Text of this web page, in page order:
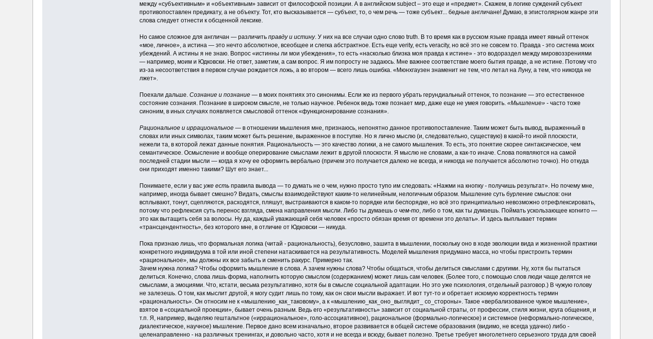
между «субъективным» и «объективным» зависит от философской позиции. А в английском subject – это еще и «предмет». Скажем, в логике суждений субъект
противопоставлен предикату, а не объекту. Тот, кто высказывается — субъект, то, о чем речь — тоже субъект... бедные англичане! Думаю, в эпистолярном жанре эти
слова следует отнести к обсценной лексике.
Но самое сложное для англичан — различить правду и истину. У них на все случаи одно слово truth. В то время как в русском языке правда имеет явный оттенок
«мое, личное», а истина — это нечто абсолютное, всеобщее и слегка абстрактное. Есть еще verity, есть veracity, но всё это не совсем то. Правда - это система моих
убеждений. А истины я не знаю. Вопрос «истинны ли мои убеждения», то есть «насколько близка моя правда к истине» - это водораздел между мировоззрениями
— например, моим и Юдковски. Не ответ, заметим, а сам вопрос. Я им попросту не задаюсь. Мне важнее соответствие моего бытия правде, а не истине. Потому что
из-за несоответствия в первом случае рождается ложь, а во втором — всего лишь ошибка. «Мюнхгаузен знаменит не тем, что летал на Луну, а тем, что никогда не
лжет».
Поехали дальше. Сознание и познание— в моих понятиях это синонимы. Если же из первого убрать герундиальный оттенок, то познание — это естественное
состояние сознания. Познание в широком смысле, не только научное. Ребенок ведь тоже познает мир, даже еще не умея говорить. «Мышление»- часто тоже
синоним, в иных случаях появляется смысловой оттенок «функционирование сознания».
Рациональное и иррациональное— в отношении мышления мне, признаюсь, непонятно данное противопоставление. Таким может быть вывод, выраженный в
словах или иных символах, таким может быть решение, выраженное в поступке. Но я лично мыслю (и, следовательно, существую) в какой-то иной плоскости,
нежели та, в которой лежат данные понятия. Рациональность — это качество логики, а не самого мышления. То есть, это понятие скорее синтаксическое, чем
семантическое. Осмысление и вообще оперирование смыслами лежит в другой плоскости. Я мыслю не словами, а как-то иначе. Слова появляются на самой
последней стадии мысли — когда я хочу ее оформить вербально (причем это получается далеко не всегда, и никогда не получается абсолютно точно). Но откуда
они приходят именно такими? Шут его знает...
Понимаете, если у вас уже естьправила вывода — то думать не о чем, нужно просто тупо им следовать: «Нажми на кнопку - получишь результат». Но почему мне,
например, иногда бывает смешно? Видать, смыслы взаимодействуют каким-то нелинейным, нелогичным образом. Мышление суть бурление смыслов: они
всплывают, тонут, сцепляются, расходятся, пляшут, выстраиваются в каком-то порядке или беспорядке, но всё это принципиально невозможно отрефлексировать,
потому что рефлексия суть перенос взгляда, смена направления мысли. Либо ты думаешь о чем-то, либо о том, как ты думаешь. Поймать ускользающее когнито —
это как вытащить себя за волосы. Ну да, каждый уважающий себя человек «просто обязан время от времени это делать». И здесь выплывает термин
«трансцендентность», без которого мне, в отличие от Юдковски — никуда.
Пока признаю лишь, что формальная логика (читай - рациональность), безусловно, зашита в мышлении, поскольку оно в ходе эволюции вида и жизненной практики
конкретного индивидуума в той или иной степени натаскивается на результативность. Моделей мышления придумано масса, но чтобы пристроить термин
«рациональное», мы должны их все забыть и сменить ракурс. Примерно так.
Зачем нужна логика? Чтобы оформить мышление в слова. А зачем нужны слова? Чтобы общаться, чтобы делиться смыслами с другими. Ну, хотя бы пытаться
делиться. Конечно, слова лишь форма, наполнить которую смыслом (содержанием) может лишь сам человек. (Более того, с помощью слов люди чаще делятся не
смыслами, а эмоциями. Что, кстати, весьма результативно, хотя бы в смысле социальной адаптации. Но это уже психология, отдельный разговор.) В чужую голову
не залезешь. О том, как мыслит другой, я могу судит лишь по тому, как он свои мысли выражает. И вот тут-то и обретает искомую корректность термин
«рациональность». Он относим не к «мышлению_как_таковому», а к «мышлению_как_оно_выглядит_ со_стороны». Такое «вербализованное чужое мышление»,
взятое в «социальной проекции», бывает очень разным. Ведь его «результативность» зависит от социальной страты, от профессии, стиля жизни, круга общения, и
т.п. Я, например, выделяю гештальтное («иррациональное», голо-ассоциативное), рациональное (формально-логическое) и системное (неформально-логическое,
диалектическое, научное) мышление. Первое дано всем изначально, второе развивается в общей системе образования (видимо, не всегда удачно) либо -
целенаправленно - на различных тренингах, и довольно часто, хотя и не всегда и всюду, бывает полезно. Третье требует многолетнего серьезного труда для своей